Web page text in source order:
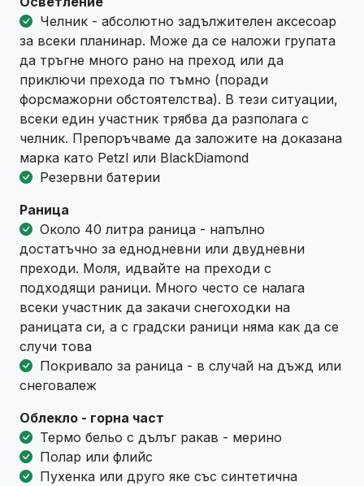
Челник - абсолютно задължителен аксесоар
за всеки планинар. Може да се наложи групата
да тръгне много рано на преход или да
приключи прехода по тъмно (поради
форсмажорни обстоятелства). В тези ситуации,
всеки един участник трябва да разполага с
челник. Препоръчваме да заложите на доказана
марка като Petzl или BlackDiamond
Резервни батерии
Раница
Около 40 литра раница - напълно
достатъчно за еднодневни или двудневни
преходи. Моля, идвайте на преходи с
подходящи раници. Много често се налага
всеки участник да закачи снегоходки на
раницата си, а с градски раници няма как да се
случи това
Покривало за раница - в случай на дъжд или
снеговалеж
Облекло - горна част
Термо бельо с дълъг ракав - мерино
Полар или флийс
Пухенка или друго яке със синтетична